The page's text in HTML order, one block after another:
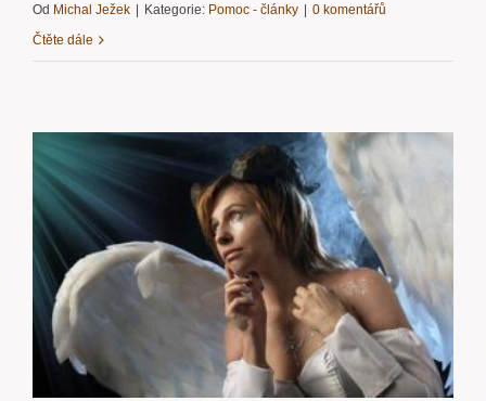
Od Michal Ježek | Kategorie: Pomoc - články | 0 komentářů
Čtěte dále